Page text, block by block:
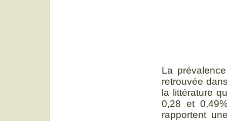
La
retrouvée
la littérature
0,28 et
rapportent